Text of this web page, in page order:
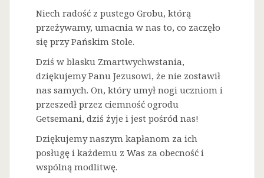
Niech radość z pustego Grobu, którą
przeżywamy, umacnia w nas to, co zaczęło
się przy Pańskim Stole.
Dziś w blasku Zmartwychwstania,
dziękujemy Panu Jezusowi, że nie zostawił
nas samych. On, który umył nogi uczniom i
przeszedł przez ciemność ogrodu
Getsemani, dziś żyje i jest pośród nas!
Dziękujemy naszym kapłanom za ich
posługę i każdemu z Was za obecność i
wspólną modlitwę.